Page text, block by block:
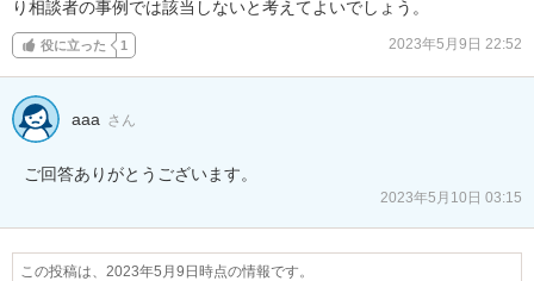
り相談者の事例では該当しないと考えてよいでしょう。
役に立った 1 2023年5月9日 22:52
aaa さん
ご回答ありがとうございます。
2023年5月10日 03:15
この投稿は、2023年5月9日時点の情報です。